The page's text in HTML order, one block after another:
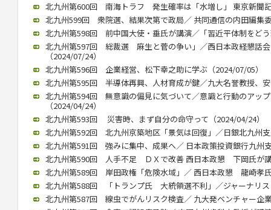
北九州第600回 南海トラフ 発生確率は「水増し」 東京新聞
北九州599回 衆院選、結果次第で政局／ 共同通信の内田編集
北九州第598回 前中国大使・垂氏が講演／「習近平体制をど
北九州第597回 総裁選 麻生と菅の争い」／西日本政経懇話
（2024/07/24）
北九州第596回 企業経営、松下幸之助に学ぶ（2024/07/05）
北九州第595回 半導体再興、人材育成が鍵／九大名誉教授、
北九州第594回 無意識の偏見に気づいて／意識と行動のアッ
（2024/04/24）
北九州第593回 災害時、まず自分の命守って（2024/04/24）
北九州第592回 北九州京築地区「景気は回復」／日銀北九州
北九州第591回 強みに集中、成果へ／ 日本政策投資銀行九州
北九州第590回 人手不足 ＤＸで改善 西日本政懇 下岡氏が
北九州第589回 岸田政権「危険水域」／ 西日本政懇 龍崎孝
北九州第588回 「トランプ氏 大統領選不利」／ジャーナリ
北九州第587回 線虫でがんリスク検査／ 九大発ベンチャー企